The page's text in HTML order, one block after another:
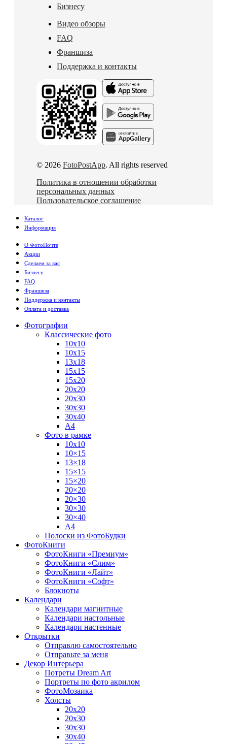
Бизнесу
Видео обзоры
FAQ
Франшиза
Поддержка и контакты
© 2026 FotoPostApp. All rights reserved
Политика в отношении обработки
персональных данных
Пользовательское соглашение
Каталог
Информация
О ФотоПочте
Акции
Сделаем за вас
Бизнесу
FAQ
Франшиза
Поддержка и контакты
Оплата и доставка
Фотографии
Классические фото
10х10
10х15
13х18
15х15
15х20
20х20
20х30
30х30
30х40
А4
Фото в рамке
10х10
10×15
13×18
15×15
15×20
20×20
20×30
30×30
30×40
A4
Полоски из ФотоБудки
ФотоКниги
ФотоКниги «Премиум»
ФотоКниги «Слим»
ФотоКниги «Лайт»
ФотоКниги «Софт»
Блокноты
Календари
Календари магнитные
Календари настольные
Календари настенные
Открытки
Отправлю самостоятельно
Отправьте за меня
Декор Интерьера
Потреты Dream Art
Портреты по фото акрилом
ФотоМозаика
Холсты
20х20
20х30
30х30
30х40